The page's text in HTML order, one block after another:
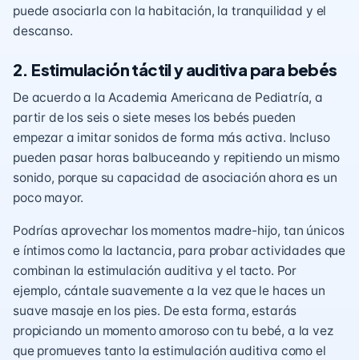
puede asociarla con la habitación, la tranquilidad y el
descanso.
2. Estimulación táctil y auditiva para bebés
De acuerdo a la Academia Americana de Pediatría, a
partir de los seis o siete meses los bebés pueden
empezar a imitar sonidos de forma más activa. Incluso
pueden pasar horas balbuceando y repitiendo un mismo
sonido, porque su capacidad de asociación ahora es un
poco mayor.
Podrías aprovechar los momentos madre-hijo, tan únicos
e íntimos como la lactancia, para probar actividades que
combinan la estimulación auditiva y el tacto. Por
ejemplo, cántale suavemente a la vez que le haces un
suave masaje en los pies. De esta forma, estarás
propiciando un momento amoroso con tu bebé, a la vez
que promueves tanto la estimulación auditiva como el